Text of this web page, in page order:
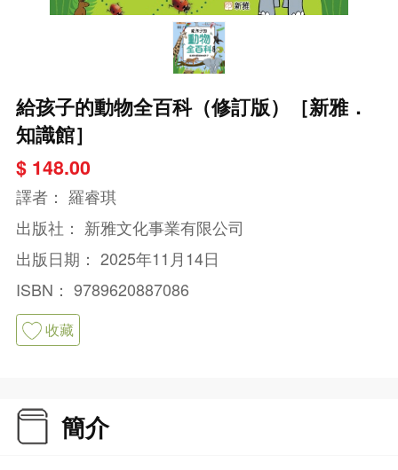
給孩子的動物全百科（修訂版）［新雅．
知識館］
$ 148.00
譯者： 羅睿琪
出版社： 新雅文化事業有限公司
出版日期： 2025年11月14日
ISBN： 9789620887086
收藏
簡介